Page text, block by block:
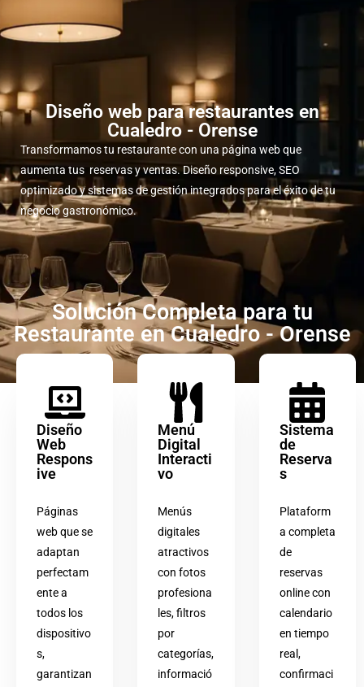
Diseño web para restaurantes en
Cualedro - Orense
Transformamos tu restaurante con una página web que
aumenta tus reservas y ventas. Diseño responsive, SEO
optimizado y sistemas de gestión integrados para el éxito de tu
negocio gastronómico.
Solución Completa para tu
Restaurante en Cualedro - Orense
Diseño
Web
Respons
ive
Páginas
web que se
adaptan
perfectam
ente a
todos los
dispositivo
s,
garantizan
Menú
Digital
Interacti
vo
Menús
digitales
atractivos
con fotos
profesiona
les, filtros
por
categorías,
informació
Sistema
de
Reserva
s
Plataform
a completa
de
reservas
online con
calendario
en tiempo
real,
confirmaci